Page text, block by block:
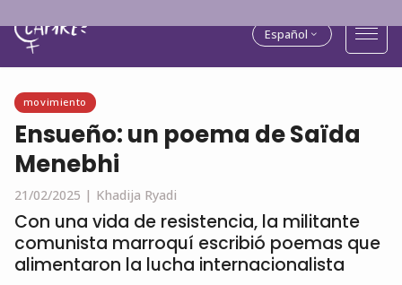
Español
movimiento
Ensueño: un poema de Saïda
Menebhi
21/02/2025 | Khadija Ryadi
Con una vida de resistencia, la militante
comunista marroquí escribió poemas que
alimentaron la lucha internacionalista